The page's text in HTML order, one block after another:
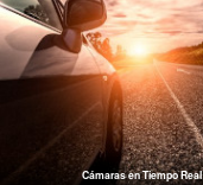
Cámaras en Tiempo Real